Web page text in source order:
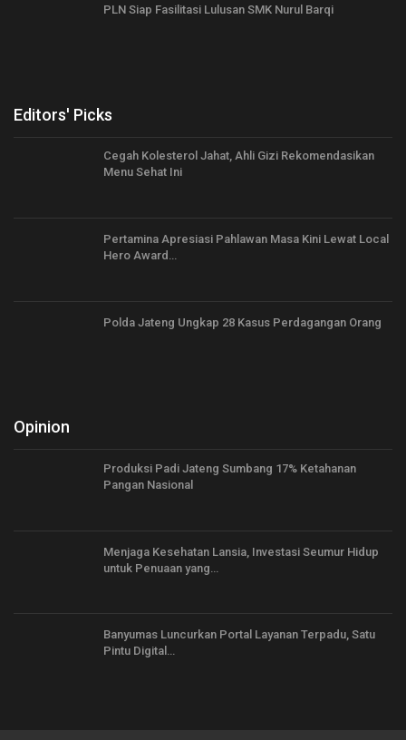
PLN Siap Fasilitasi Lulusan SMK Nurul Barqi
Editors' Picks
Cegah Kolesterol Jahat, Ahli Gizi Rekomendasikan
Menu Sehat Ini
Pertamina Apresiasi Pahlawan Masa Kini Lewat Local
Hero Award…
Polda Jateng Ungkap 28 Kasus Perdagangan Orang
Opinion
Produksi Padi Jateng Sumbang 17% Ketahanan
Pangan Nasional
Menjaga Kesehatan Lansia, Investasi Seumur Hidup
untuk Penuaan yang…
Banyumas Luncurkan Portal Layanan Terpadu, Satu
Pintu Digital…